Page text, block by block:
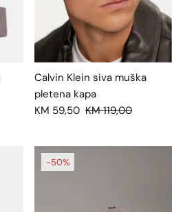
Calvin Klein siva muška
pletena kapa
KM 59,50 KM 119,00
-50%